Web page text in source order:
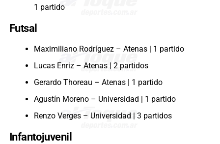
1 partido
Futsal
Maximiliano Rodríguez – Atenas | 1 partido
Lucas Enriz – Atenas | 2 partidos
Gerardo Thoreau – Atenas | 1 partido
Agustín Moreno – Universidad | 1 partido
Renzo Verges – Universidad | 3 partidos
Infantojuvenil